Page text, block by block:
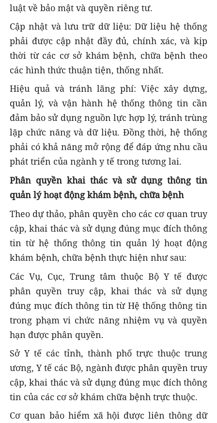
luật về bảo mật và quyền riêng tư.
Cập nhật và lưu trữ dữ liệu: Dữ liệu hệ thống
phải được cập nhật đầy đủ, chính xác, và kịp
thời từ các cơ sở khám bệnh, chữa bệnh theo
các hình thức thuận tiện, thống nhất.
Hiệu quả và tránh lãng phí: Việc xây dựng,
quản lý, và vận hành hệ thống thông tin cần
đảm bảo sử dụng nguồn lực hợp lý, tránh trùng
lặp chức năng và dữ liệu. Đồng thời, hệ thống
phải có khả năng mở rộng để đáp ứng nhu cầu
phát triển của ngành y tế trong tương lai.
Phân quyền khai thác và sử dụng thông tin
quản lý hoạt động khám bệnh, chữa bệnh
Theo dự thảo, phân quyền cho các cơ quan truy
cập, khai thác và sử dụng đúng mục đích thông
tin từ hệ thống thông tin quản lý hoạt động
khám bệnh, chữa bệnh thực hiện như sau:
Các Vụ, Cục, Trung tâm thuộc Bộ Y tế được
phân quyền truy cập, khai thác và sử dụng
đúng mục đích thông tin từ Hệ thống thông tin
trong phạm vi chức năng nhiệm vụ và quyền
hạn được phân quyền.
Sở Y tế các tỉnh, thành phố trực thuộc trung
ương, Y tế các Bộ, ngành được phân quyền truy
cập, khai thác và sử dụng đúng mục đích thông
tin của các cơ sở khám chữa bệnh trực thuộc.
Cơ quan bảo hiểm xã hội được liên thông dữ